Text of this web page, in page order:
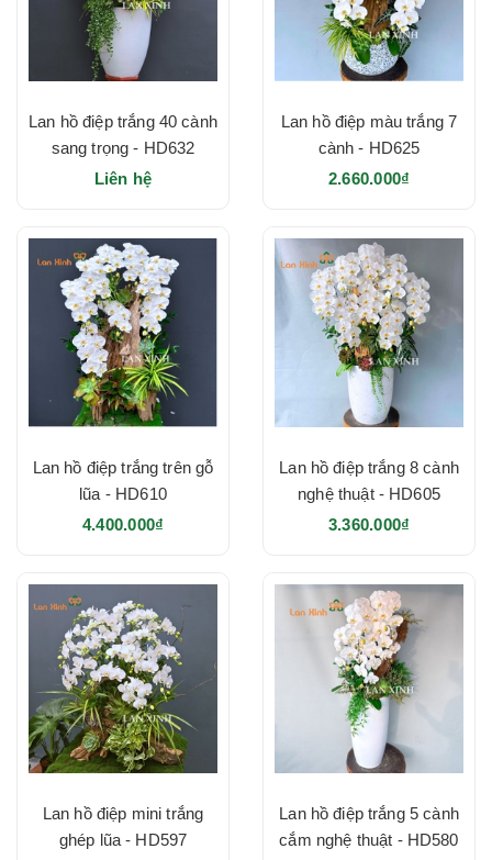
Lan hồ điệp trắng 40 cành
sang trọng - HD632
Liên hệ
Lan hồ điệp màu trắng 7
cành - HD625
2.660.000₫
Lan hồ điệp trắng trên gỗ
lũa - HD610
4.400.000₫
Lan hồ điệp trắng 8 cành
nghệ thuật - HD605
3.360.000₫
Lan hồ điệp mini trắng
ghép lũa - HD597
Lan hồ điệp trắng 5 cành
cắm nghệ thuật - HD580